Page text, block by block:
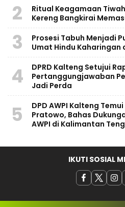
2
Ritual Keagamaan
Kereng Bangkirai
3
Prosesi Tabuh Menjadi
Umat Hindu Kaharingan
4
​DPRD Kalteng Setujui
Pertanggungjawaban
Jadi Perda
5
DPD AWPI Kalteng
Pratowo, Bahas
AWPI di Kalimantan
IKUTI SOSIAL